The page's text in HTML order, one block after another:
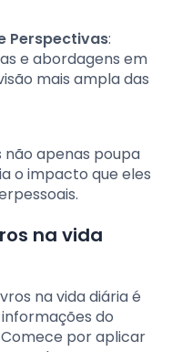
Perspectivas:
e abordagens em
mais ampla das
não apenas poupa
o impacto que eles
na vida
na vida diária é
do
por aplicar